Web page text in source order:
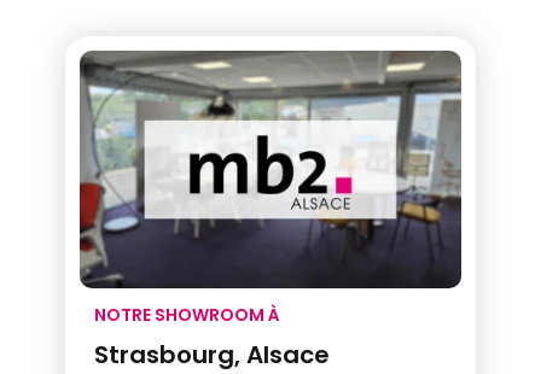
NOTRE SHOWROOM À
Strasbourg, Alsace